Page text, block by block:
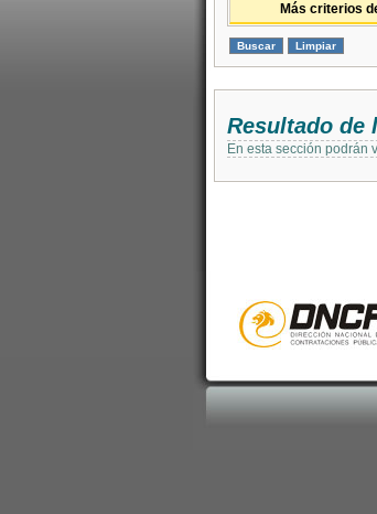
Más criterios
Resultado de
En esta sección podrán